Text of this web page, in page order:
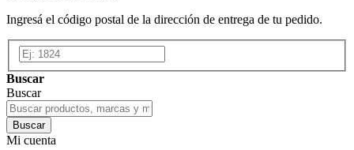
Ingresá el código postal de la dirección de entrega de tu pedido.
Buscar
Buscar
Buscar
Mi cuenta